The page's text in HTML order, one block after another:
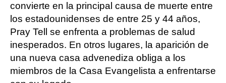
convierte en la principal causa de muerte entre
los estadounidenses de entre 25 y 44 años,
Pray Tell se enfrenta a problemas de salud
inesperados. En otros lugares, la aparición de
una nueva casa advenediza obliga a los
miembros de la Casa Evangelista a enfrentarse